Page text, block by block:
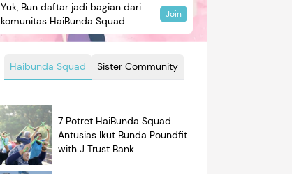
Haibunda Squad Sister Community
Yuk, Bun daftar jadi bagian dari
komunitas HaiBunda Squad
Join
7 Potret HaiBunda Squad
Antusias Ikut Bunda Poundfit
with J Trust Bank